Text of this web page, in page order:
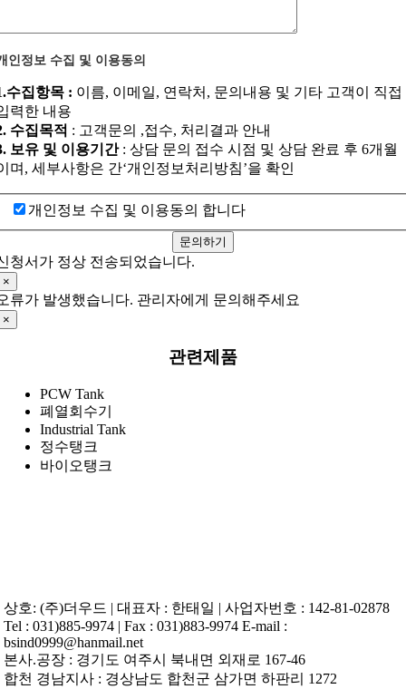
인정보 수집 및 이용동의
수집항목 : 이름, 이메일, 연락처, 문의내용 및 기타 고객이 직접
력한 내용
수집목적 : 고객문의 ,접수, 처리결과 안내
보유 및 이용기간: 상담 문의 접수 시점 및 상담 완료 후 6개월
며, 세부사항은 간‘개인정보처리방침’을 확인
개인정보 수집 및 이용동의 합니다
문의하기
청서가 정상 전송되었습니다.
×
류가 발생했습니다. 관리자에게 문의해주세요
×
관련제품
PCW Tank
폐열회수기
Industrial Tank
정수탱크
바이오탱크
상호: (주)더우드 | 대표자 : 한태일 | 사업자번호 : 142-81-02878
Tel : 031)885-9974 | Fax : 031)883-9974 E-mail :
bsind0999@hanmail.net
본사.공장 : 경기도 여주시 북내면 외재로 167-46
합천 경남지사 : 경상남도 합천군 삼가면 하판리 1272